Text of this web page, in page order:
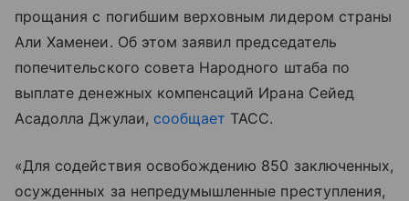
прощания с погибшим верховным лидером страны
Али Хаменеи. Об этом заявил председатель
попечительского совета Народного штаба по
выплате денежных компенсаций Ирана Сейед
Асадолла Джулаи, сообщает ТАСС.
«Для содействия освобождению 850 заключенных,
осужденных за непредумышленные преступления,